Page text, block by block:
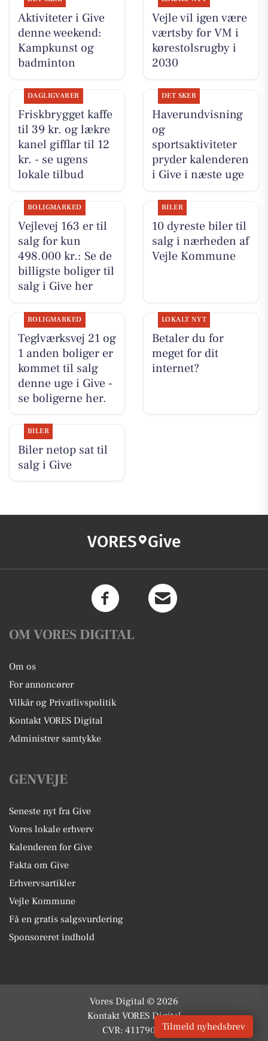
Aktiviteter i Give
denne weekend:
Kampkunst og
badminton
Vejle vil igen være
værtsby for VM i
kørestolsrugby i
2030
DAGLIGVARER
Friskbrygget kaffe
til 39 kr. og lækre
kanel gifflar til 12
kr. - se ugens
lokale tilbud
DET SKER
Haverundvisning
og
sportsaktiviteter
pryder kalenderen
i Give i næste uge
BOLIGMARKED
Vejlevej 163 er til
salg for kun
498.000 kr.: Se de
billigste boliger til
salg i Give her
BILER
10 dyreste biler til
salg i nærheden af
Vejle Kommune
BOLIGMARKED
Teglværksvej 21 og
1 anden boliger er
kommet til salg
denne uge i Give -
se boligerne her.
LOKALT NYT
Betaler du for
meget for dit
internet?
BILER
Biler netop sat til
salg i Give
VORES Give
OM VORES DIGITAL
Om os
For annoncører
Vilkår og Privatlivspolitik
Kontakt VORES Digital
Administrer samtykke
GENVEJE
Seneste nyt fra Give
Vores lokale erhverv
Kalenderen for Give
Fakta om Give
Erhvervsartikler
Vejle Kommune
Få en gratis salgsvurdering
Sponsoreret indhold
Vores Digital © 2026
Kontakt VORES Digital
CVR: 41179082Tilmeld nyhedsbrev